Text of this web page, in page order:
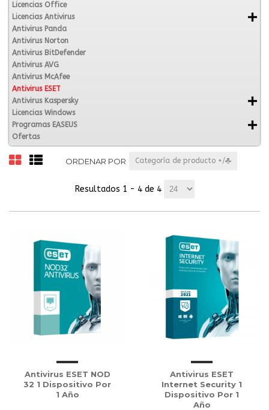
Licencias Office
Licencias Antivirus
Antivirus Panda
Antivirus Norton
Antivirus BitDefender
Antivirus AVG
Antivirus McAfee
Antivirus ESET
Antivirus Kaspersky
Licencias Windows
Programas EASEUS
Ofertas
ORDENAR POR Categoría de producto +/-
Resultados 1 - 4 de 4
Antivirus ESET NOD
32 1 Dispositivo Por
1 Año
Antivirus ESET
Internet Security 1
Dispositivo Por 1
Año